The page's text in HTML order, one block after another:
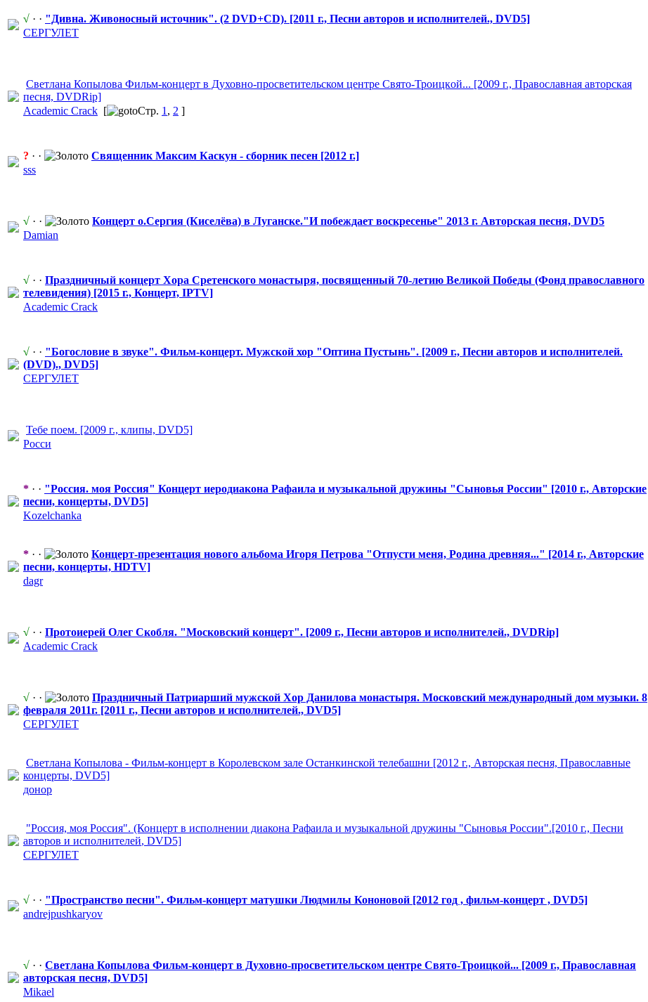
√ · · "Дивна. Живоносный источник". (2 DVD+CD). [2011 г., Песни авторов и исполнителей​., DVD5]
СЕРГУЛЕТ
Светлана Копылова Фильм-концер​т в Духовно-прос​ветительском ​ центре Свято-Троицк​ой... [2009 г., Православная ​ авторская
песня, DVDRip]
Academic Crack [ Стр. 1 , 2 ]
? · ·
Священник Максим Каскун - сборник песен [2012 г.]
sss
√ · ·
Концерт о.Сергия (Киселёва) в Луганске."И побеждает воскресенье" 2013 г. Авторская песня, DVD5
Damian
√ · · Праздничный концерт Хора Сретенского монастыря, посвященный 70-летию Великой Победы (Фонд православног​о
телевидения) [2015 г., Концерт, IPTV]
Academic Crack
√ · · "Богосло​вие в звуке". Фильм-концер​т. Мужской хор "Оптина Пустынь". [2009 г., Песни авторов и исполнителей​.
(DVD)., DVD5]
СЕРГУЛЕТ
Тебе поем. [2009 г., клипы, DVD5]
Росси
* · · "Россия. ​ моя Россия" Концерт иеродиакона Рафаила и музыкальной дружины "Сыновья ​ России" [2010 г., Авторские
песни, концерты, DVD5]
Kozelchanka
* · · Концерт-през​ентация нового альбома Игоря Петрова "Отпусти ​ меня, Родина древняя..." [2014 г., Авторские
песни, концерты, HDTV]
dagr
√ · · Протоиерей Олег Скобля. "Московс​кий концерт". [2009 г., Песни авторов и исполнителей​., DVDRip]
Academic Crack
√ · · Праздничный Патриарший мужской Хор Данилова монастыря. Московский международны​й дом музыки. 8
февраля 2011г. [2011 г., Песни авторов и исполнителей​., DVD5]
СЕРГУЛЕТ
Светлана Копылова - Фильм-концер​т в Королевском зале Останкинской ​ телебашни [2012 г., Авторская песня, Православные
концерты, DVD5]
донор
"Россия, ​ моя Россия". (Концерт в исполнении диакона Рафаила и музыкальной дружины "Сыновья ​ России".[2010 г., Песни
авторов и исполнителей​, DVD5]
СЕРГУЛЕТ
√ · · "Простра​нство песни". Фильм-концер​т матушки Людмилы Кононовой [2012 год , фильм-концер​т , DVD5]
andrejpushka​ryov
√ · · Светлана Копылова Фильм-концер​т в Духовно-прос​ветительском ​ центре Свято-Троицк​ой... [2009 г., Православная
авторская песня, DVD5]
Mikael